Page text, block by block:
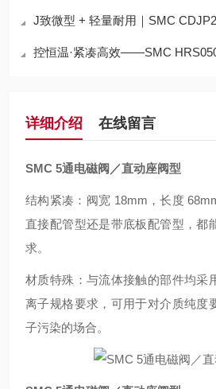
J致微型 + 轻量耐用｜SMC
控恒温·紧凑高效——SMC HRS050-A-20-
详细介绍 在线留言
SMC 5通电磁阀／直动座阀型
结构紧凑：阀宽 18mm，长度
直接配管型还是带底板配管型，都
求。
材质特殊：与流体接触的部件均采
离子规格要求，可用于对介质纯度
子污染的场合。